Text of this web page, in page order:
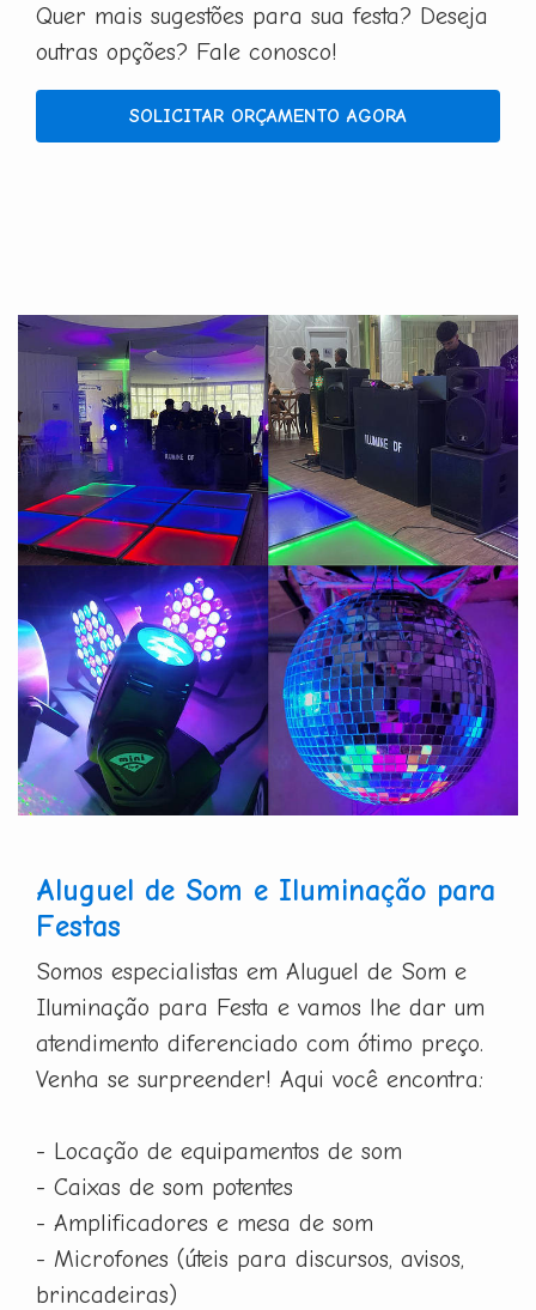
Quer mais sugestões para sua festa? Deseja
outras opções? Fale conosco!
SOLICITAR ORÇAMENTO AGORA
Aluguel de Som e Iluminação para
Festas
Somos especialistas em Aluguel de Som e
Iluminação para Festa e vamos lhe dar um
atendimento diferenciado com ótimo preço.
Venha se surpreender! Aqui você encontra:
- Locação de equipamentos de som
- Caixas de som potentes
- Amplificadores e mesa de som
- Microfones (úteis para discursos, avisos,
brincadeiras)